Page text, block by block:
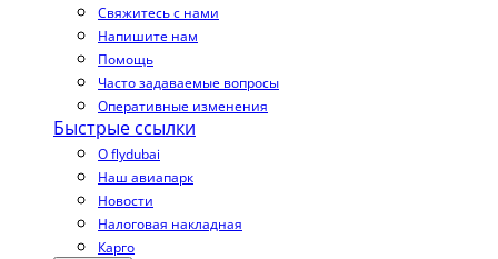
Свяжитесь с нами
Напишите нам
Помощь
Часто задаваемые вопросы
Оперативные изменения
Быстрые ссылки
О flydubai
Наш авиапарк
Новости
Налоговая накладная
Карго